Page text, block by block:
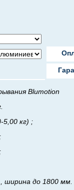
Blumotion
кг) ;
ширина до 1800 мм.